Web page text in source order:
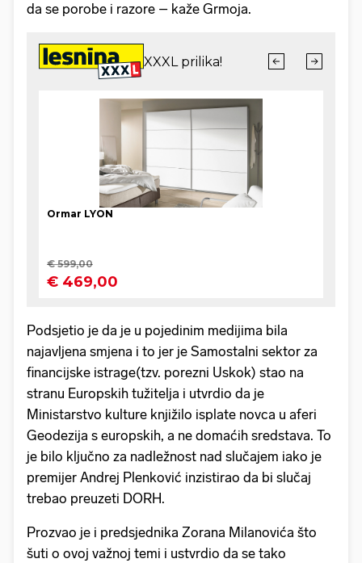
da se porobe i razore – kaže Grmoja.
Podsjetio je da je u pojedinim medijima bila
najavljena smjena i to jer je Samostalni sektor za
financijske istrage(tzv. porezni Uskok) stao na
stranu Europskih tužitelja i utvrdio da je
Ministarstvo kulture knjižilo isplate novca u aferi
Geodezija s europskih, a ne domaćih sredstava. To
je bilo ključno za nadležnost nad slučajem iako je
premijer Andrej Plenković inzistirao da bi slučaj
trebao preuzeti DORH.
Prozvao je i predsjednika Zorana Milanovića što
šuti o ovoj važnoj temi i ustvrdio da se tako